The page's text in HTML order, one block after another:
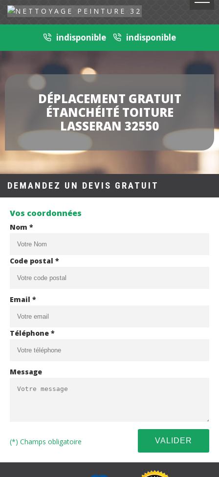
indisponible indisponible
DÉPLACEMENT GRATUIT
ÉTANCHÉITÉ TOITURE
LASSERAN 32550
DEMANDEZ UN DEVIS GRATUIT
Vos coordonnées
Nom *
Code postal *
Email *
Téléphone *
Message
(*) Champs obligatoire